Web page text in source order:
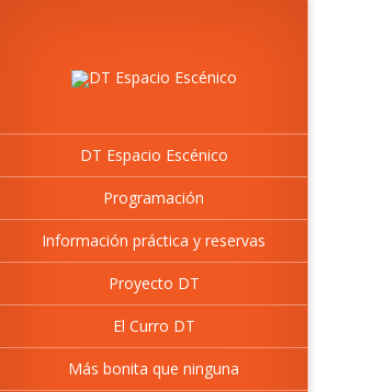
DT Espacio Escénico
Programación
Información práctica y reservas
Proyecto DT
El Curro DT
Más bonita que ninguna